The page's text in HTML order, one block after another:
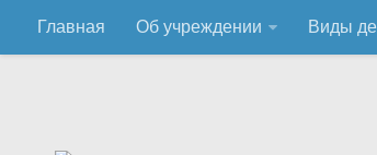
Главная Об учреждении Виды